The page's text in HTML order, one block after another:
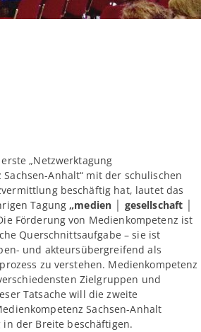
„Netzwerktagung
Anhalt“ mit der schulischen
beschäftig hat, lautet das
Tagung„medien gesellschaft
Förderung von Medienkompetenz ist
Querschnittsaufgabe – sie ist
und akteursübergreifend als
zu verstehen. Medienkompetenz
Zielgruppen und
Tatsache will die zweite
Sachsen-Anhalt
der Breite beschäftigen.